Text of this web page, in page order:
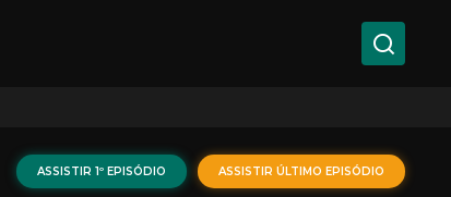
ASSISTIR 1º EPISÓDIO ASSISTIR ÚLTIMO EPISÓDIO